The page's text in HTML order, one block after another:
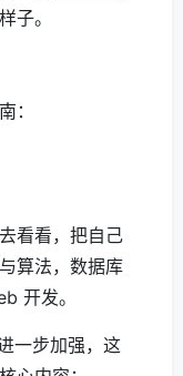
子。
：
看看，把自己
算法，数据库
开发。
一步加强，这